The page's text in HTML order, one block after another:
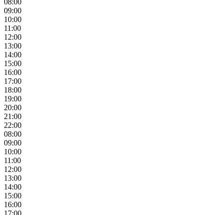
08:00
09:00
10:00
11:00
12:00
13:00
14:00
15:00
16:00
17:00
18:00
19:00
20:00
21:00
22:00
08:00
09:00
10:00
11:00
12:00
13:00
14:00
15:00
16:00